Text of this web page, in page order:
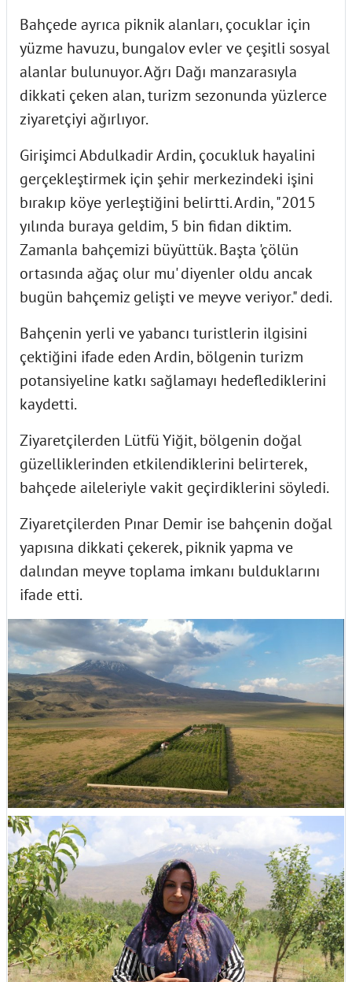
Bahçede ayrıca piknik alanları, çocuklar için
yüzme havuzu, bungalov evler ve çeşitli sosyal
alanlar bulunuyor. Ağrı Dağı manzarasıyla
dikkati çeken alan, turizm sezonunda yüzlerce
ziyaretçiyi ağırlıyor.
Girişimci Abdulkadir Ardin, çocukluk hayalini
gerçekleştirmek için şehir merkezindeki işini
bırakıp köye yerleştiğini belirtti. Ardin, "2015
yılında buraya geldim, 5 bin fidan diktim.
Zamanla bahçemizi büyüttük. Başta 'çölün
ortasında ağaç olur mu' diyenler oldu ancak
bugün bahçemiz gelişti ve meyve veriyor." dedi.
Bahçenin yerli ve yabancı turistlerin ilgisini
çektiğini ifade eden Ardin, bölgenin turizm
potansiyeline katkı sağlamayı hedeflediklerini
kaydetti.
Ziyaretçilerden Lütfü Yiğit, bölgenin doğal
güzelliklerinden etkilendiklerini belirterek,
bahçede aileleriyle vakit geçirdiklerini söyledi.
Ziyaretçilerden Pınar Demir ise bahçenin doğal
yapısına dikkati çekerek, piknik yapma ve
dalından meyve toplama imkanı bulduklarını
ifade etti.